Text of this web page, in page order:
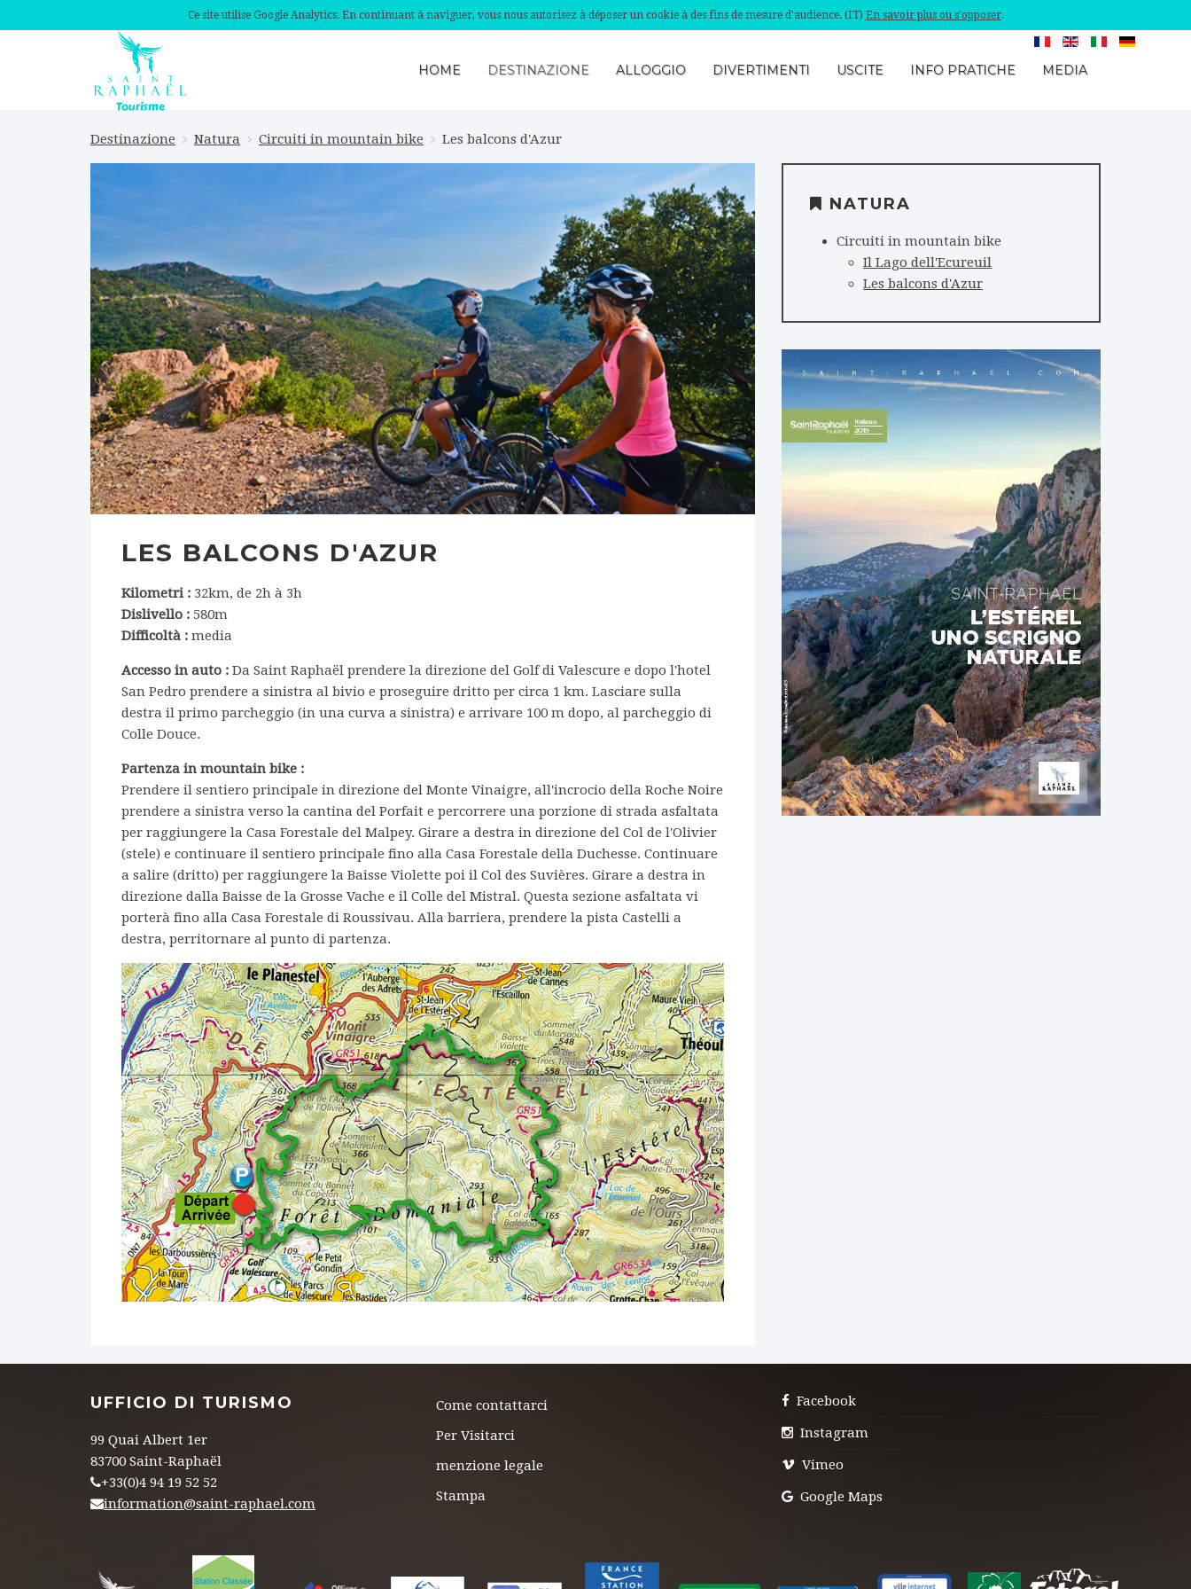
Ce site utilise Google Analytics. En continuant à naviguer, vous nous autorisez à déposer un cookie à des fins de mesure d'audience. (IT) En savoir plus ou s'opposer.
HOME DESTINAZIONE ALLOGGIO DIVERTIMENTI USCITE INFO PRATICHE MEDIA
Destinazione Natura Circuiti in mountain bike Les balcons d'Azur
LES BALCONS D'AZUR
Kilometri : 32km, de 2h à 3h
Dislivello : 580m
Difficoltà : media
Accesso in auto : Da Saint Raphaël prendere la direzione del Golf di Valescure e dopo l'hotel
San Pedro prendere a sinistra al bivio e proseguire dritto per circa 1 km. Lasciare sulla
destra il primo parcheggio (in una curva a sinistra) e arrivare 100 m dopo, al parcheggio di
Colle Douce.
Partenza in mountain bike :
Prendere il sentiero principale in direzione del Monte Vinaigre, all'incrocio della Roche Noire
prendere a sinistra verso la cantina del Porfait e percorrere una porzione di strada asfaltata
per raggiungere la Casa Forestale del Malpey. Girare a destra in direzione del Col de l'Olivier
(stele) e continuare il sentiero principale fino alla Casa Forestale della Duchesse. Continuare
a salire (dritto) per raggiungere la Baisse Violette poi il Col des Suvières. Girare a destra in
direzione dalla Baisse de la Grosse Vache e il Colle del Mistral. Questa sezione asfaltata vi
porterà fino alla Casa Forestale di Roussivau. Alla barriera, prendere la pista Castelli a
destra, perritornare al punto di partenza.
NATURA
Circuiti in mountain bike
Il Lago dell'Ecureuil
Les balcons d'Azur
DOWNLOAD
UFFICIO DI TURISMO
99 Quai Albert 1er
83700 Saint-Raphaël
+33(0)4 94 19 52 52
information@saint-raphael.com
Come contattarci
Per Visitarci
menzione legale
Stampa
Facebook
Instagram
Vimeo
Google Maps